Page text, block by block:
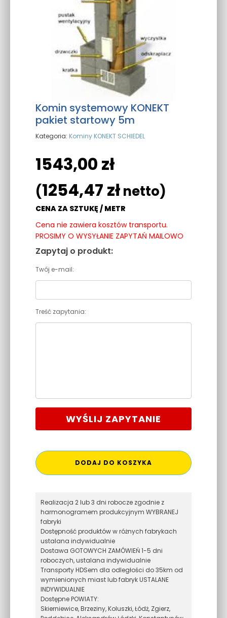
Komin systemowy KONEKT
pakiet startowy 5m
Kategoria: Kominy KONEKT SCHIEDEL
1543,00 zł
(1254,47 złnetto)
CENA ZA SZTUKĘ / METR
Cena nie zawiera kosztów transportu.
PROSIMY O WYSYŁANIE ZAPYTAŃ MAILOWO
Zapytaj o produkt:
Twój e-mail:
Treść zapytania:
WYŚLIJ ZAPYTANIE
DODAJ DO KOSZYKA
Realizacja 2 lub 3 dni robocze zgodnie z
harmonogramem produkcyjnym WYBRANEJ
fabryki
Dostępność produktów w różnych fabrykach
ustalana indywidualnie
Dostawa GOTOWYCH ZAMÓWIEŃ 1-5 dni
roboczych, ustalana indywidualnie
Transporty HDSem dla odległości do 35km od
wymienionych miast lub fabryk USTALANE
INDYWIDUALNIE
Dostępne POWIATY:
Skierniewice, Brzeziny, Koluszki, Łódż, Zgierz,